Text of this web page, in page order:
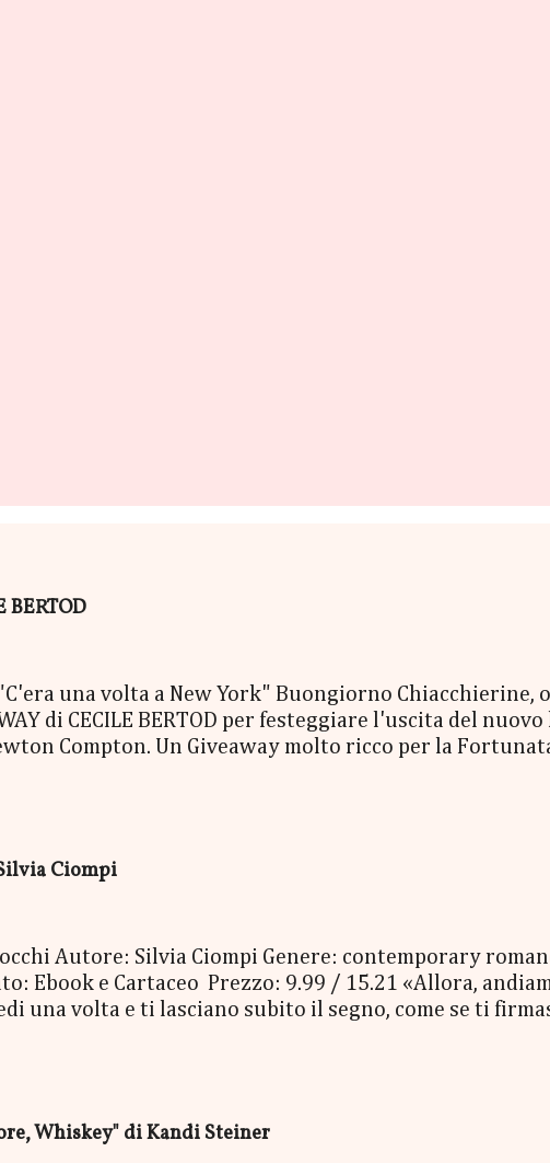
BERTOD
"C'era una volta a New York" Buongiorno
di CECILE BERTOD per festeggiare l'uscita del
Compton. Un Giveaway molto ricco per la
Mucchina Portachiavi - un Segnalibro - una
Ciompi
Autore: Silvia Ciompi Genere: contemporary
Ebook e Cartaceo Prezzo: 9.99 / 15.21 «Allora,
una volta e ti lasciano subito il segno, come se ti
è entrato nella vita di Gheghe senza avvisare,
così pieno di risate, di baci e così doloros...
Whiskey" di Kandi Steiner